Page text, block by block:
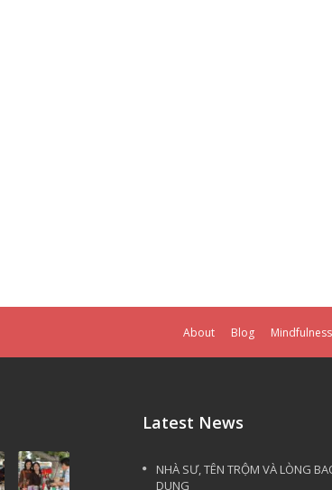
About Blog Mindfulness
Latest News
NHÀ SƯ, TÊN TRỘM VÀ LÒNG
DUNG